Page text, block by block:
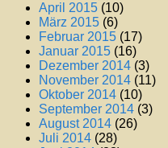
April 2015 (10)
März 2015 (6)
Februar 2015 (17)
Januar 2015 (16)
Dezember 2014 (3)
November 2014 (11)
Oktober 2014 (10)
September 2014 (3)
August 2014 (26)
Juli 2014 (28)